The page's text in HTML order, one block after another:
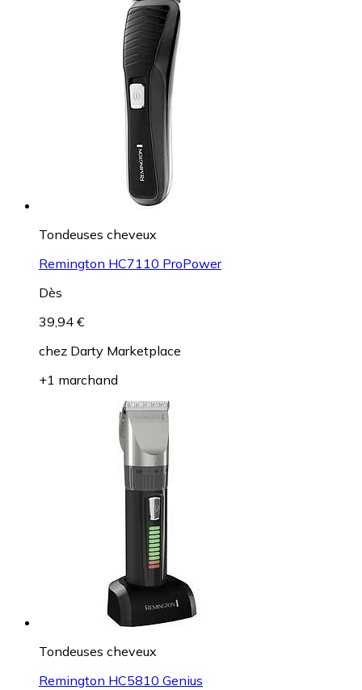
Tondeuses cheveux
Remington HC7110 ProPower
Dès
39,94 €
chez Darty Marketplace
+1 marchand
Tondeuses cheveux
Remington HC5810 Genius